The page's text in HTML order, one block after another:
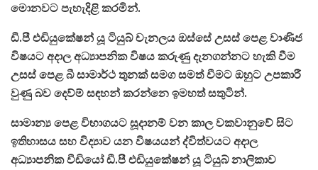
මොනවට පැහැදිළි කරමින්.
ඩී.පී එඩියුකේෂන් යූ ටියුබ් චැනලය ඔස්සේ උසස් පෙළ වාණිජ
විෂයට අදාල අධ්‍යාපනික විෂය කරුණු දැනගන්නට හැකි වීම
උසස් පෙළ බී සාමාර්ථ තුනක් සමග සමත් වීමට ඔහුට උපකාරී
වුණු බව දෙව්ම් සඳහන් කරන්නෙ ඉමහත් සතුටින්.
සාමාන්‍ය පෙළ විභාගයට සූදානම් වන කාල වකවානුවේ සිට
ඉතිහාසය සහ විද්‍යාව යන විෂයයන් ද්විත්වයට අදාල
අධ්‍යාපනික වීඩියෝ ඩී.පී එඩියුකේෂන් යූ ටියුබ් නාලිකාව